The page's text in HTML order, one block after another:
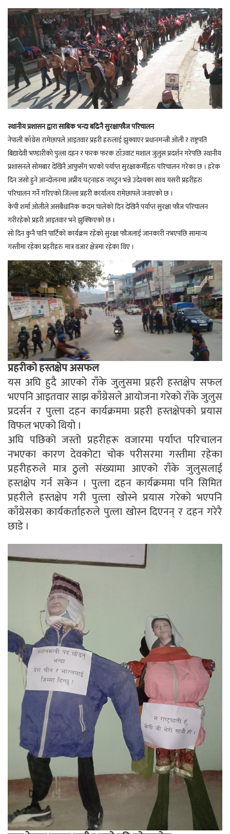
स्थानीय प्रशासन द्वारा साबिक भन्दा बढिनै सुरक्षाफौज परिचालन
नेपाली काँग्रेस रामेछापले आइतवार प्रहरी हरुलाई झुक्याएर प्रधानमन्त्री ओली र राष्ट्रपति
बिद्यादेवी भण्डारीको पुत्ला दहन र फरक फरक ठाँउवाट मशाल जुलुस प्रदर्शन गरेपछि स्थानीय
प्रशासनले सोमबार देखिनै आफुसँग भएको पर्याप्त सुरक्षाकर्मीहरु परिचालन गरेका छ । हरेक
दिन जसो हुने आन्दोलनमा अप्रीय घट्नाहरु नघटुन भन्ने उदेश्यका साथ यसरी प्रहरीहरु
परिचालन गर्ने गरिएको जिल्ला प्रहरी कार्यालय रामेछापले जनाएको छ ।
केपी शर्मा ओलीले असंबैधानिक कदम चालेको दिन देखिनै पर्याप्त सुरक्षा फौज परिचालन
गरीरहेको प्रहरी आइतवार भने झुक्किएको छ ।
सो दिन कुनै पानि पार्टिको कार्यक्रम रहेको सुरक्षा फौजलाई जानकारी नभएपछि सामान्य
गस्तीमा रहेका प्रहरीहरु मात्र वजार क्षेत्रमा रहेका थिए ।
प्रहरीको हस्तक्षेप असफल
यस अघि हुदै आएको राँके जुलुसमा प्रहरी हस्तक्षेप सफल
भएपनि आइतवार साझ काँग्रेसले आयोजना गरेको राँके जुलुस
प्रदर्सन र पुत्ला दहन कार्यक्रममा प्रहरी हस्तक्षेपको प्रयास
विफल भएको थियो ।
अघि पछिको जस्तो प्रहरीहरू वजारमा पर्याप्त परिचालन
नभएका कारण देवकोटा चोक परीसरमा गस्तीमा रहेका
प्रहरीहरुले मात्र ठुलो संख्यामा आएको राँके जुलुसलाई
हस्तक्षेप गर्न सकेन । पुत्ला दहन कार्यक्रममा पनि सिमित
प्रहरीले हस्तक्षेप गरी पुत्ला खोस्ने प्रयास गरेको भएपनि
काँग्रेसका कार्यकर्ताहरुले पुत्ला खोस्न दिएनन् र दहन गरेरै
छाडे ।